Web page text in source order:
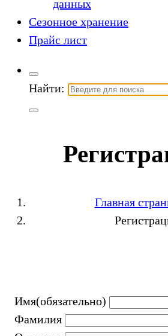
данных
Сезонное хранение
Прайс лист
Найти:
Главная
Имя(обязательно)
Фамилия